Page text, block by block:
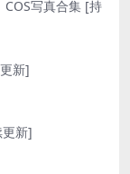
COS写真合集 [持
新]
更新]